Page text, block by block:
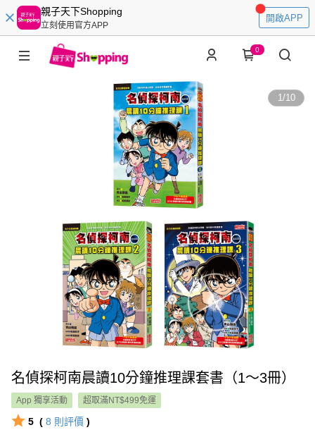
親子天下Shopping
立刻使用官方APP
開啟APP
0
1/10
名偵探柯南晨讀10分鐘推理課套書（1～3冊）
App 獨享活動 超取滿NT$499免運
5 ( 8 則評價 )